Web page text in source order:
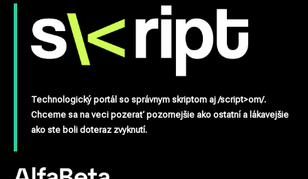
Technologický portál so správnym skriptom aj /script>om/.
Chceme sa na veci pozerať pozornejšie ako ostatní a lákavejšie
ako ste boli doteraz zvyknutí.